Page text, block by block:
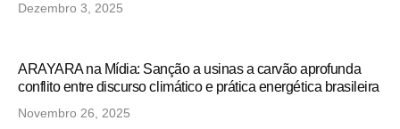
Dezembro 3, 2025
ARAYARA na Mídia: Sanção a usinas a carvão aprofunda
conflito entre discurso climático e prática energética brasileira
Novembro 26, 2025